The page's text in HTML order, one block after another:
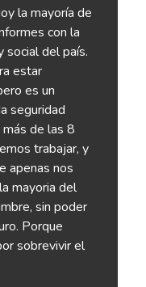
la mayoría de
con la
social del país.
estar
es un
seguridad
de las 8
trabajar, y
apenas nos
mayoria del
sin poder
Porque
sobrevivir el